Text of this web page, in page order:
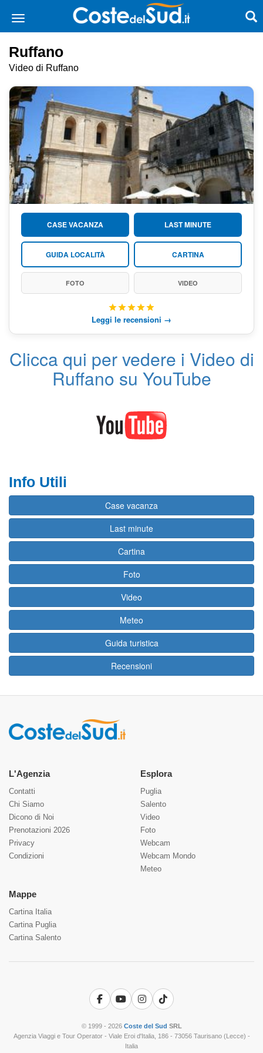
Ruffano
Video di Ruffano
CASE VACANZA LAST MINUTE
GUIDA LOCALITÀ CARTINA
FOTO VIDEO
Leggi le recensioni →
Clicca qui per vedere i Video di
Ruffano su YouTube
Info Utili
Case vacanza
Last minute
Cartina
Foto
Video
Meteo
Guida turistica
Recensioni
L'Agenzia
Contatti
Chi Siamo
Dicono di Noi
Prenotazioni 2026
Privacy
Condizioni
Esplora
Puglia
Salento
Video
Foto
Webcam
Webcam Mondo
Meteo
Mappe
Cartina Italia
Cartina Puglia
Cartina Salento
Facebook
YouTubeInstagram
TikTok
© 1999 - 2026 Coste del Sud SRL
Agenzia Viaggi e Tour Operator - Viale Eroi d'Italia, 186 - 73056 Taurisano (Lecce) -
Italia